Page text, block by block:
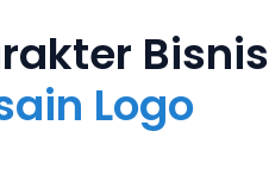
Bisnis
Logo